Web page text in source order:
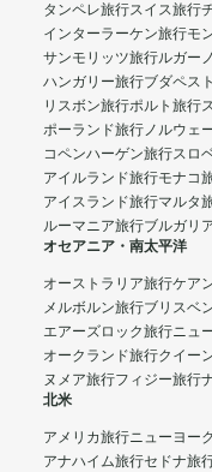
タンペレ旅行スイス旅行
インターラーケン旅行モ
サンモリッツ旅行ルガー
ハンガリー旅行ブダペス
リスボン旅行ポルト旅行
ポーランド旅行ノルウェ
コペンハーゲン旅行スロ
アイルランド旅行モナコ
アイスランド旅行マルタ
ルーマニア旅行ブルガリ
オセアニア・南太平洋
オーストラリア旅行ケア
メルボルン旅行ブリスベ
エアーズロック旅行ニュ
オークランド旅行クイー
ヌメア旅行フィジー旅行
北米
アメリカ旅行ニューヨー
アナハイム旅行セドナ旅